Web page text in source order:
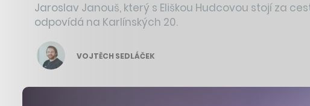
Jaroslav Janouš, který s Eliškou Hudcovou stojí za
odpovídá na Karlínských 20.
VOJTĚCH SEDLÁČEK